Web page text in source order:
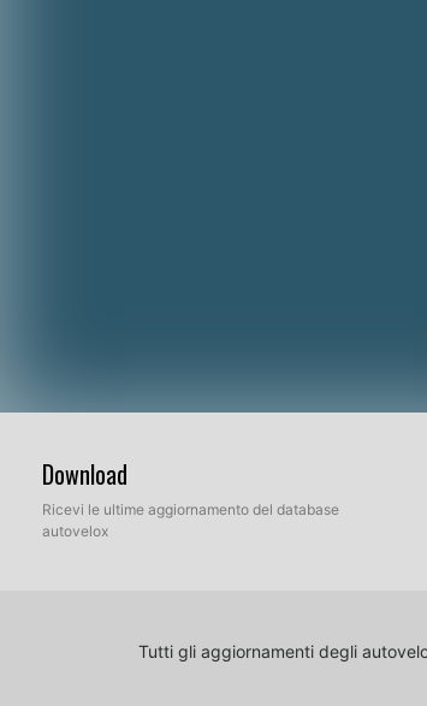
Download
Ricevi le ultime aggiornamento del database
autovelox
Tutti gli aggiornamenti degli